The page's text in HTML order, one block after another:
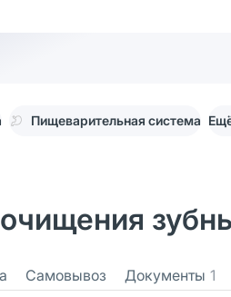
Пищеварительная система
Самовывоз Документы 1